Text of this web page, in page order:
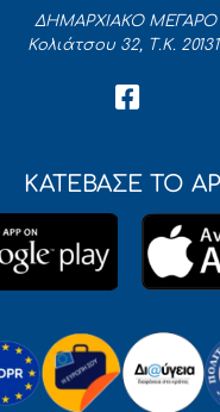
ΔΗΜΑΡΧΙΑΚΟ ΜΕΓΑΡΟ
Κολιάτσου 32, Τ.Κ. 20131
ΚΑΤΕΒΑΣΕ ΤΟ